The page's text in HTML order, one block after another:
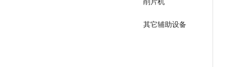
削片机
其它辅助设备